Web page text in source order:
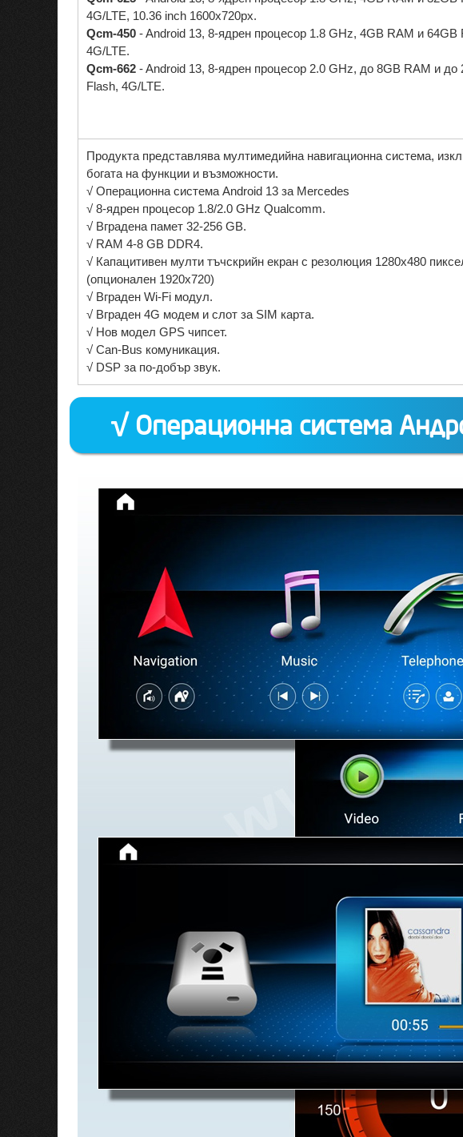
4G/LTE, 10.36 inch 1600x720px.
Qcm-450 - Android 13, 8-ядрен процесор 1.8 GHz, 4GB RAM и 64GB
4G/LTE.
Qcm-662 - Android 13, 8-ядрен процесор 2.0 GHz, до 8GB RAM и до
Flash, 4G/LTE.
Продукта представлява мултимедийна навигационна система,
богата на функции и възможности.
√ Операционна система Android 13 за Mercedes
√ 8-ядрен процесор 1.8/2.0 GHz Qualcomm.
√ Вградена памет 32-256 GB.
√ RAM 4-8 GB DDR4.
√ Капацитивен мулти тъчскрийн екран с резолюция 1280x480
(опционален 1920х720)
√ Вграден Wi-Fi модул.
√ Вграден 4G модем и слот за SIM карта.
√ Нов модел GPS чипсет.
√ Can-Bus комуникация.
√ DSP за по-добър звук.
√ Операционна система